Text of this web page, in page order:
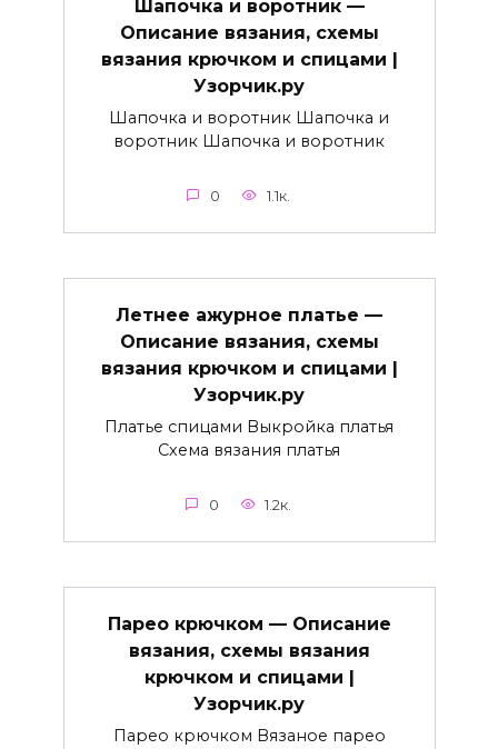
Шапочка и воротник —
Описание вязания, схемы
вязания крючком и спицами |
Узорчик.ру
Шапочка и воротник Шапочка и
воротник Шапочка и воротник
0 1.1к.
Летнее ажурное платье —
Описание вязания, схемы
вязания крючком и спицами |
Узорчик.ру
Платье спицами Выкройка платья
Схема вязания платья
0 1.2к.
Парео крючком — Описание
вязания, схемы вязания
крючком и спицами |
Узорчик.ру
Парео крючком Вязаное парео